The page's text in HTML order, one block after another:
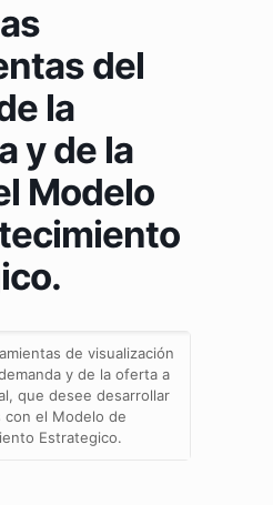
del
la
y de la
Modelo
de visualización
y de la oferta a
que desee desarrollar
con el Modelo de
Estrategico.